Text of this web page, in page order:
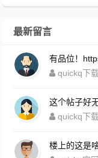
最新留言
有品位！
quickq下
这个帖子好
quickq下
楼上的这是